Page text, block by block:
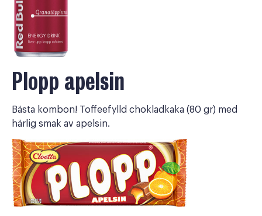
Plopp apelsin
Bästa kombon! Toffeefylld chokladkaka (80 gr) med
härlig smak av apelsin.